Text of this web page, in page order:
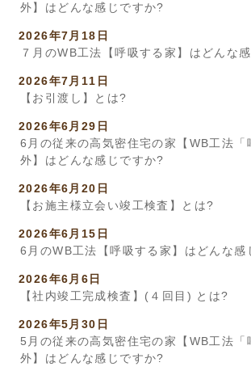
外】はどんな感じですか?
2026年7月18日
７月のWB工法【呼吸する家】はどんな
2026年7月11日
【お引渡し】とは?
2026年6月29日
6月の従来の高気密住宅の家【WB工法「
外】はどんな感じですか?
2026年6月20日
【お施主様立会い竣工検査】とは?
2026年6月15日
6月のWB工法【呼吸する家】はどんな感
2026年6月6日
【社内竣工完成検査】(４回目) とは?
2026年5月30日
5月の従来の高気密住宅の家【WB工法「
外】はどんな感じですか?